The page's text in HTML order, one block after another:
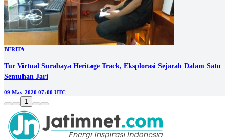
BERITA
Tur Virtual Surabaya Heritage Track, Eksplorasi Sejarah Dalam Satu
Sentuhan Jari
09 May 2020 07:00 UTC
1